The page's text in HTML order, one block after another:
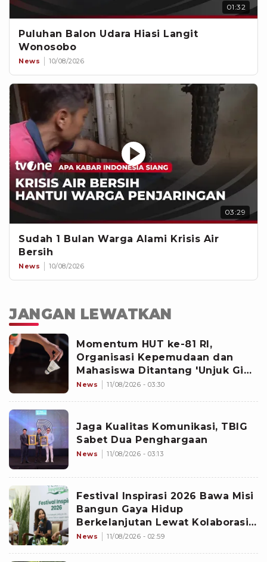
01:32
Puluhan Balon Udara Hiasi Langit
Wonosobo
News 10/08/2026
03:29
Sudah 1 Bulan Warga Alami Krisis Air
Bersih
News 10/08/2026
JANGAN LEWATKAN
Momentum HUT ke-81 RI,
Organisasi Kepemudaan dan
Mahasiswa Ditantang 'Unjuk Gigi'
di Kompetisi Badminton
News 11/08/2026 - 03:30
Jaga Kualitas Komunikasi, TBIG
Sabet Dua Penghargaan
News 11/08/2026 - 03:13
Festival Inspirasi 2026 Bawa Misi
Bangun Gaya Hidup
Berkelanjutan Lewat Kolaborasi
Lintas Sektor
News 11/08/2026 - 02:59